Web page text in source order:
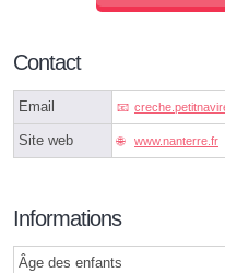
Contact
Email
Site web www.nanterre.fr
Informations
Âge des enfants